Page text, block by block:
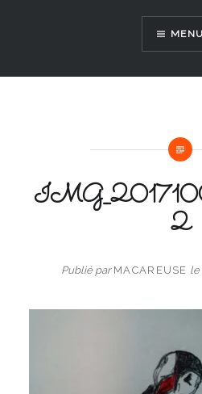
MENU
2
Publié par MACAREUSE le